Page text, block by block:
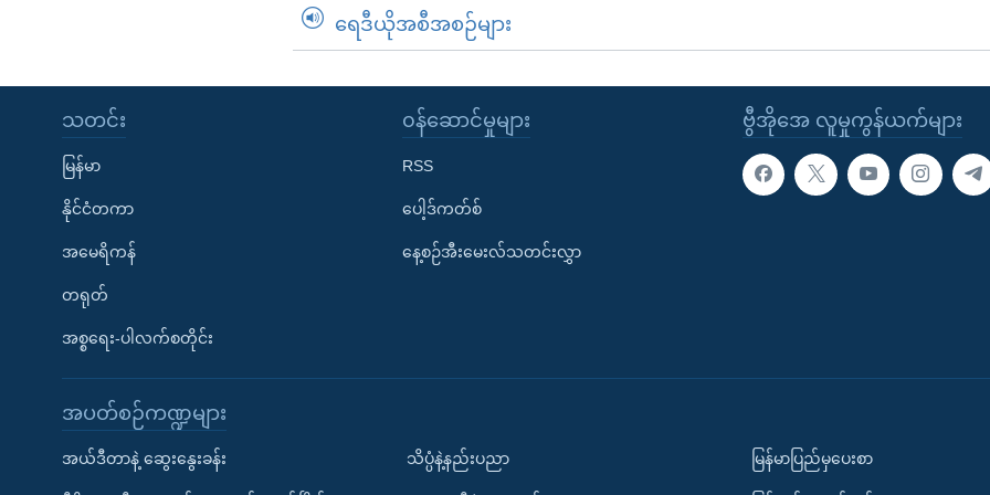
ရေဒီယိုအစီအစဉ်များ
ဗွီအိုအေ လူမှုကွန်ယက်များ
သတင်း
မြန်မာ
နိုင်ငံတကာ
အမေရိကန်
တရုတ်
အစ္စရေး-ပါလက်စတိုင်း
၀န်ဆောင်မှုများ
RSS
ပေါ့ဒ်ကတ်စ်
နေ့စဉ်အီးမေးလ်သတင်းလွှာ
အပတ်စဉ်ကဏ္ဍများ
အယ်ဒီတာနဲ့ ဆွေးနွေးခန်း သိပ္ပံနဲ့နည်းပညာ မြန်မာပြည်မှပေးစာ